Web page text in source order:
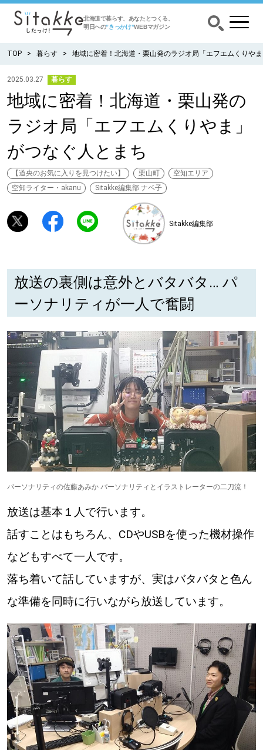
北海道で暮らす、あなたとつくる、
明日への”きっかけ”WEBマガジン
CATEGORY カテゴリー
食べる
出かける
みがく
SitakkeTV
LOCAL ローカルエリア
all
札幌
道北
道南
道東
道央
KEYWORD キーワード
Sitakke編集部あい
【いろんな価値観や生き方に触れたい】
Sitakke編集部 IKU
【暮らしの知恵を身につけたい】
TOP 暮らす 地域に密着！北海道・栗山発のラジオ局「エフエムくりや
2025.03.27 暮らす
地域に密着！北海道・栗山発の
ラジオ局「エフエムくりやま」
がつなぐ人とまち
【道央のお気に入りを見つけたい】 栗山町
空知エリア
空知ライター・akanu
Sitakke編集部 ナベ子
Sitakke編集部
放送の裏側は意外とバタバタ… パ
ーソナリティが一人で奮闘
パーソナリティの佐藤あみか パーソナリティとイラストレーターの二刀流！
放送は基本１人で行います。
話すことはもちろん、CDやUSBを使った機材操作
などもすべて一人です。
落ち着いて話していますが、実はバタバタと色ん
な準備を同時に行いながら放送しています。